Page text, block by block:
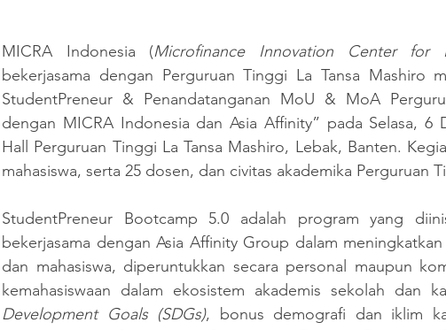
MICRA Indonesia (Microfinance Innovation Center for
bekerjasama dengan Perguruan Tinggi La Tansa Mashiro
StudentPreneur & Penandatanganan MoU & MoA
dengan MICRA Indonesia dan Asia Affinity” pada Selasa, 6
Hall Perguruan Tinggi La Tansa Mashiro, Lebak, Banten.
mahasiswa, serta 25 dosen, dan civitas akademika Perguruan
StudentPreneur Bootcamp 5.0 adalah program yang
bekerjasama dengan Asia Affinity Group dalam
dan mahasiswa, diperuntukkan secara personal maupun
kemahasiswaan dalam ekosistem akademis sekolah dan
Development Goals (SDGs), bonus demografi dan iklim